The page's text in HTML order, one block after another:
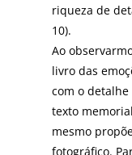
riqueza de
10).
Ao
livro das
com o
texto
mesmo
fotográfico.